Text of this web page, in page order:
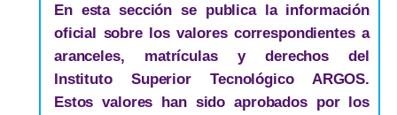
En esta sección se publica la información
oficial sobre los valores correspondientes a
aranceles, matrículas y derechos del
Instituto Superior Tecnológico ARGOS.
Estos valores han sido aprobados por los